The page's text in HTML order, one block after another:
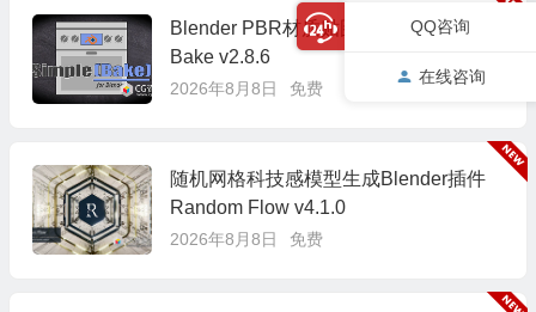
Blender PBR材质贴图烘焙插件 Simple
Bake v2.8.6
2026年8月8日 免费
随机网格科技感模型生成Blender插件
Random Flow v4.1.0
2026年8月8日 免费
QQ咨询
在线咨询